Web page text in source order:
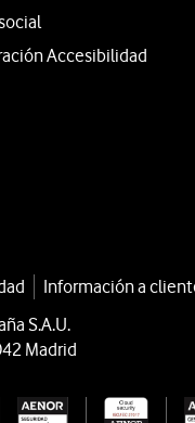
Accesibilidad
Información a
S.A.U.
Madrid